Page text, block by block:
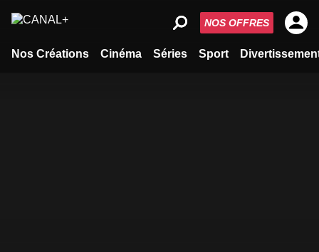
Nos Créations Cinéma Séries Sport
NOS OFFRES